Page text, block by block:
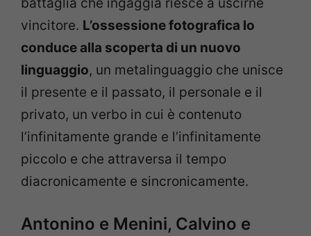
vincitore. L’ossessione fotografica lo
conduce alla scoperta di un nuovo
linguaggio, un metalinguaggio che unisce
il presente e il passato, il personale e il
privato, un verbo in cui è contenuto
l’infinitamente grande e l’infinitamente
piccolo e che attraversa il tempo
diacronicamente e sincronicamente.
Antonino e Menini, Calvino e